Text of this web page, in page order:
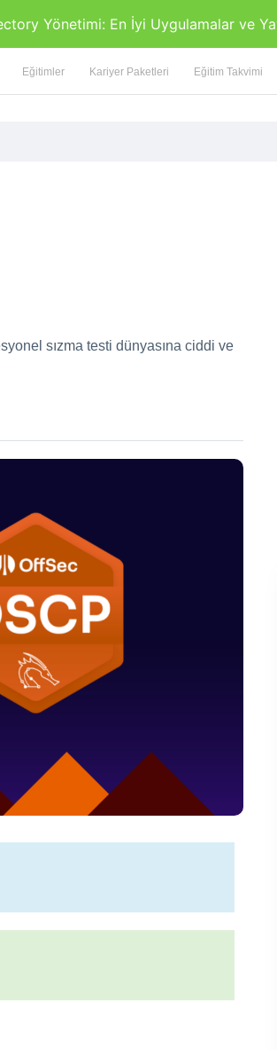
Yönetimi: En İyi Uygulamalar ve
Eğitimler Kariyer Paketleri Eğitim Takvimi
sızma testi dünyasına ciddi ve